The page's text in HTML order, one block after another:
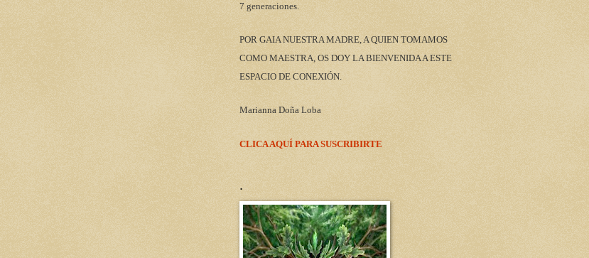
7 generaciones.
POR GAIA NUESTRA MADRE, A QUIEN TOMAMOS
COMO MAESTRA, OS DOY LA BIENVENIDA A ESTE
ESPACIO DE CONEXIÓN.
Marianna Doña Loba
CLICA AQUÍ PARA SUSCRIBIRTE
.